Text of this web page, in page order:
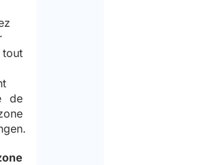
de